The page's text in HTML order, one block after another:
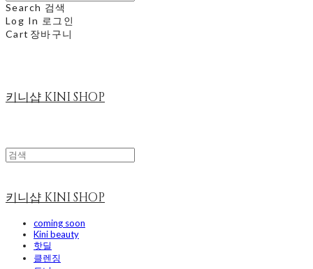
Search 검색
Log In 로그인
Cart 장바구니
키니샵 KINI SHOP
키니샵 KINI SHOP
coming soon
Kini beauty
핫딜
클렌징